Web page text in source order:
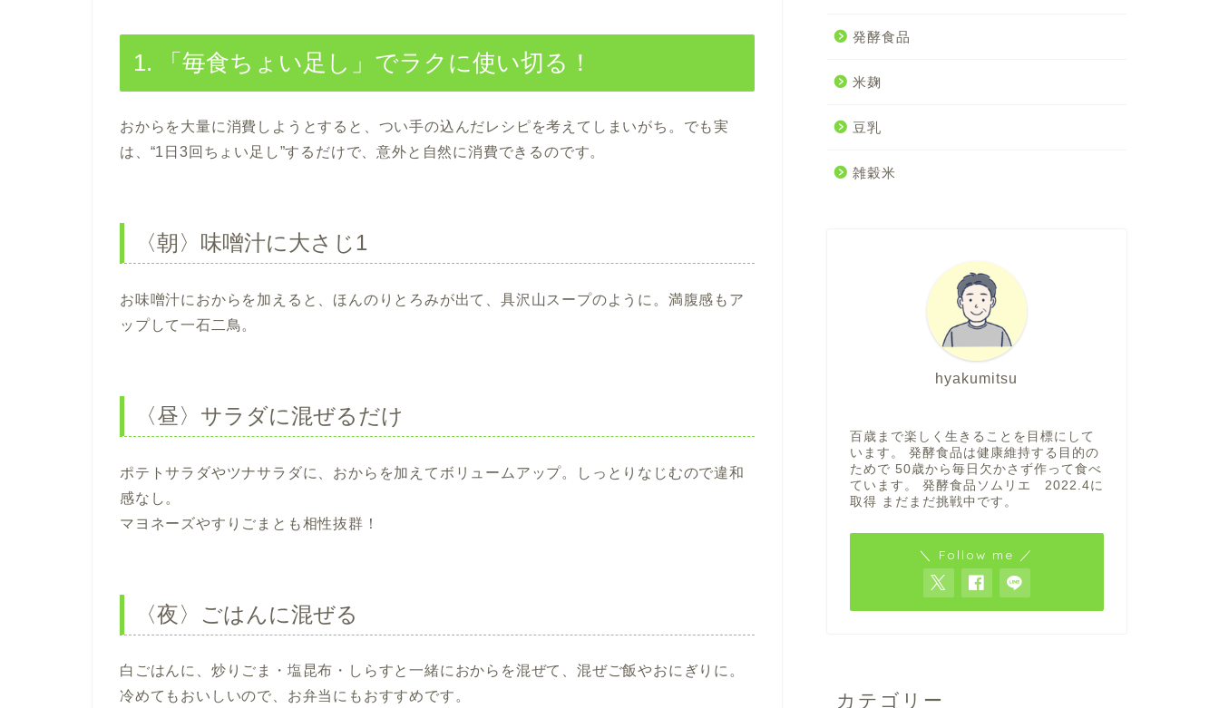
1. 「毎食ちょい足し」でラクに使い切る！
おからを大量に消費しようとすると、つい手の込んだレシピを考えてしまいがち。でも実
は、“1日3回ちょい足し”するだけで、意外と自然に消費できるのです。
〈朝〉味噌汁に大さじ1
お味噌汁におからを加えると、ほんのりとろみが出て、具沢山スープのように。満腹感もア
ップして一石二鳥。
〈昼〉サラダに混ぜるだけ
ポテトサラダやツナサラダに、おからを加えてボリュームアップ。しっとりなじむので違和
感なし。
マヨネーズやすりごまとも相性抜群！
〈夜〉ごはんに混ぜる
白ごはんに、炒りごま・塩昆布・しらすと一緒におからを混ぜて、混ぜご飯やおにぎりに。
冷めてもおいしいので、お弁当にもおすすめです。
発酵食品
米麹
豆乳
雑穀米
hyakumitsu
百歳まで楽しく生きることを目標にして
います。 発酵食品は健康維持する目的の
ためで 50歳から毎日欠かさず作って食べ
ています。 発酵食品ソムリエ 2022.4に
取得 まだまだ挑戦中です。
＼ Follow me ／
カテゴリー